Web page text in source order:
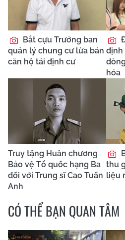
Bắt cựu Trưởng ban
quản lý chung cư lừa bán
căn hộ tái định cư
định
hóa
Truy tặng Huân chương
Bảo vệ Tổ quốc hạng Ba
đối với Trung sĩ Cao Tuấn
Anh
thu
liệu
CÓ THỂ BẠN QUAN TÂM